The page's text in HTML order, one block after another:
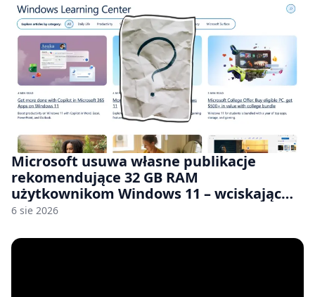
Microsoft usuwa własne publikacje
rekomendujące 32 GB RAM
użytkownikom Windows 11 – wciskając
nam przy tym komputery z 8 GB RAM po
6 sie 2026